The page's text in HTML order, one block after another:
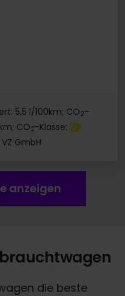
5,5 l/100km; CO2-
CO2-Klasse: D
GmbH
anzeigen
die beste